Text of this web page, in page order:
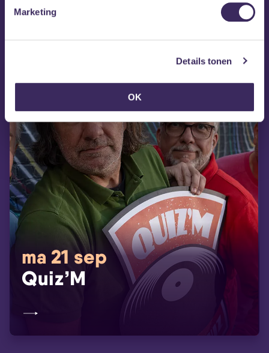
Marketing
Details tonen
OK
MEZZ tipt
ma 21 sep
Quiz’M